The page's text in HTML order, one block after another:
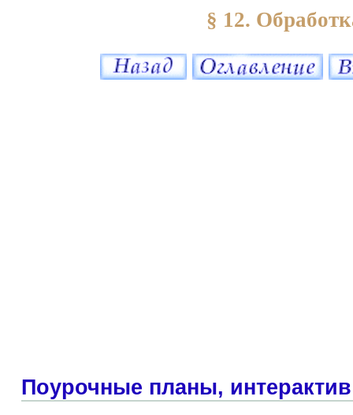
§ 12.
Поурочные планы, интерактив